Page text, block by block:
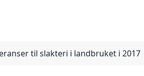
til slakteri i landbruket i 2017